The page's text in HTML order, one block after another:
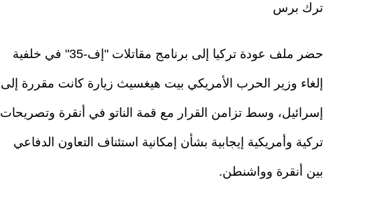
ترك برس
حضر ملف عودة تركيا إلى برنامج مقاتلات "إف-35" في خلفية
إلغاء وزير الحرب الأمريكي بيت هيغسيث زيارة كانت مقررة إلى
إسرائيل، وسط تزامن القرار مع قمة الناتو في أنقرة وتصريحات
تركية وأمريكية إيجابية بشأن إمكانية استئناف التعاون الدفاعي
بين أنقرة وواشنطن.